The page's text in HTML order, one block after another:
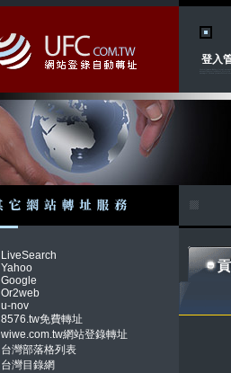
登入
LiveSearch
Yahoo
Google
Or2web
u-nov
8576.tw免費轉址
wiwe.com.tw網站登錄轉址
台灣部落格列表
台灣目錄網